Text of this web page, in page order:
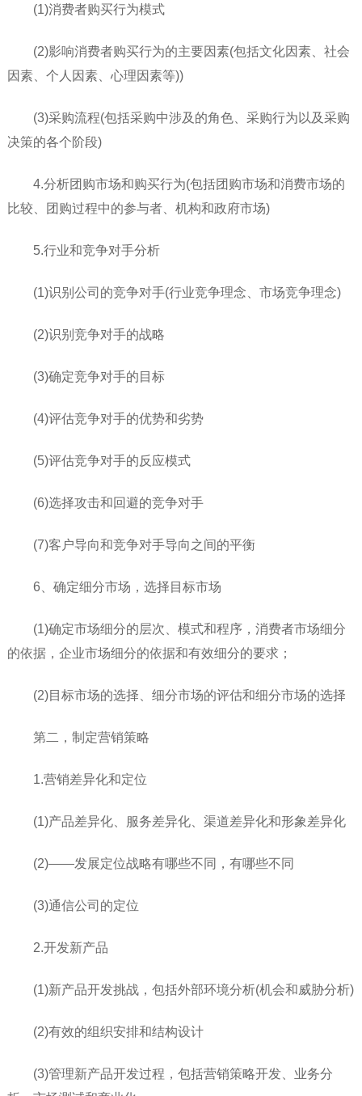
(1)消费者购买行为模式
(2)影响消费者购买行为的主要因素(包括文化因素、社会
因素、个人因素、心理因素等))
(3)采购流程(包括采购中涉及的角色、采购行为以及采购
决策的各个阶段)
4.分析团购市场和购买行为(包括团购市场和消费市场的
比较、团购过程中的参与者、机构和政府市场)
5.行业和竞争对手分析
(1)识别公司的竞争对手(行业竞争理念、市场竞争理念)
(2)识别竞争对手的战略
(3)确定竞争对手的目标
(4)评估竞争对手的优势和劣势
(5)评估竞争对手的反应模式
(6)选择攻击和回避的竞争对手
(7)客户导向和竞争对手导向之间的平衡
6、确定细分市场，选择目标市场
(1)确定市场细分的层次、模式和程序，消费者市场细分
的依据，企业市场细分的依据和有效细分的要求；
(2)目标市场的选择、细分市场的评估和细分市场的选择
第二，制定营销策略
1.营销差异化和定位
(1)产品差异化、服务差异化、渠道差异化和形象差异化
(2)——发展定位战略有哪些不同，有哪些不同
(3)通信公司的定位
2.开发新产品
(1)新产品开发挑战，包括外部环境分析(机会和威胁分析)
(2)有效的组织安排和结构设计
(3)管理新产品开发过程，包括营销策略开发、业务分